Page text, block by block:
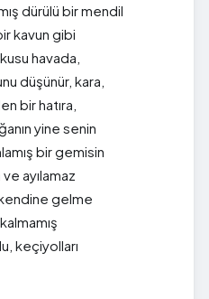
dürülü bir mendil
kavun gibi
havada,
düşünür, kara,
bir hatıra,
yine senin
bir gemisin
ayılamaz
gelme
keçiyolları